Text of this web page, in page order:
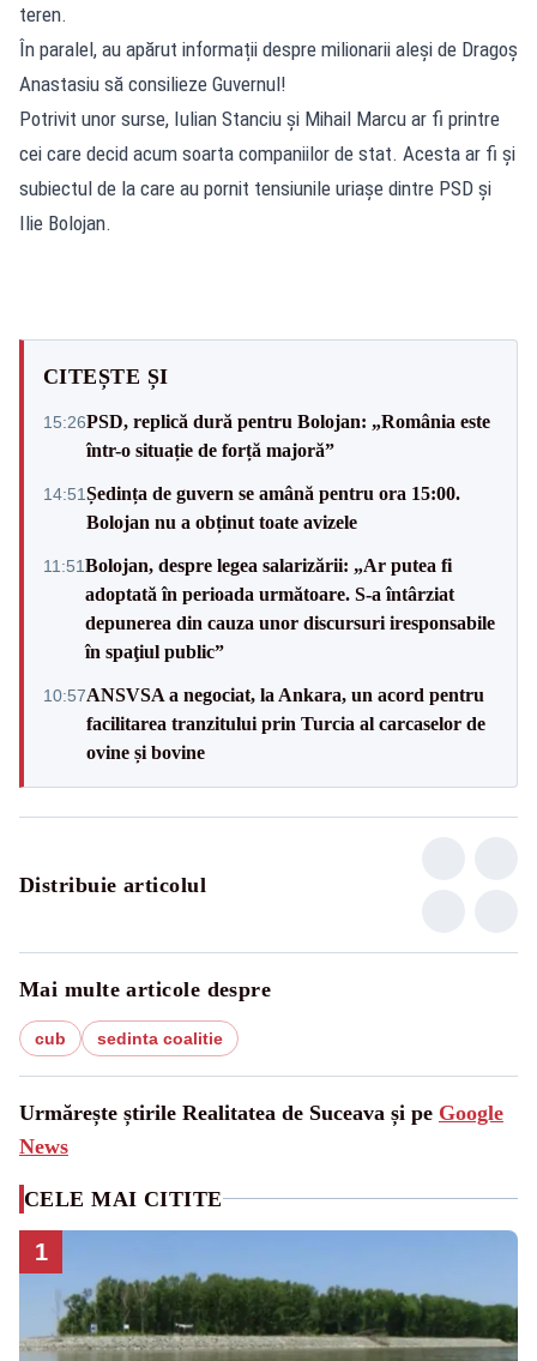
teren.
În paralel, au apărut informații despre milionarii aleși de Dragoș
Anastasiu să consilieze Guvernul!
Potrivit unor surse, Iulian Stanciu și Mihail Marcu ar fi printre
cei care decid acum soarta companiilor de stat. Acesta ar fi și
subiectul de la care au pornit tensiunile uriașe dintre PSD și
Ilie Bolojan.
CITEȘTE ȘI
15:26PSD, replică dură pentru Bolojan: „România este
într-o situație de forță majoră”
14:51Ședința de guvern se amână pentru ora 15:00.
Bolojan nu a obținut toate avizele
11:51Bolojan, despre legea salarizării: „Ar putea fi
adoptată în perioada următoare. S-a întârziat
depunerea din cauza unor discursuri iresponsabile
în spaţiul public”
10:57ANSVSA a negociat, la Ankara, un acord pentru
facilitarea tranzitului prin Turcia al carcaselor de
ovine și bovine
Distribuie articolul
Mai multe articole despre
cub sedinta coalitie
Urmărește știrile Realitatea de Suceava și pe Google
News
CELE MAI CITITE
1